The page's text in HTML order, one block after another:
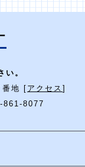
い。
番地 [ アクセス ]
8077